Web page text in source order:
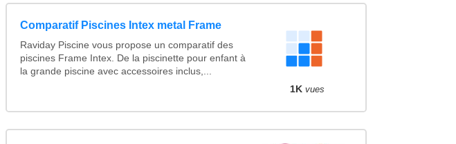
Comparatif Piscines Intex metal Frame
Raviday Piscine vous propose un comparatif des
piscines Frame Intex. De la piscinette pour enfant à
la grande piscine avec accessoires inclus,...
1K vues